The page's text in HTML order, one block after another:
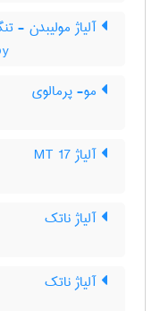
آلیاژ مولیبدن -
مو- پرمالوی
آلیاژ MT 17
آلیاژ ناتک
آلیاژ ناتک